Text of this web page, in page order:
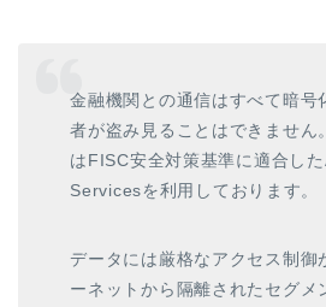
金融機関との通信はすべて暗号
者が盗み見ることはできません
はFISC安全対策基準に適合し
Servicesを利用しております。
データには厳格なアクセス制御
ーネットから隔離されたセグメ